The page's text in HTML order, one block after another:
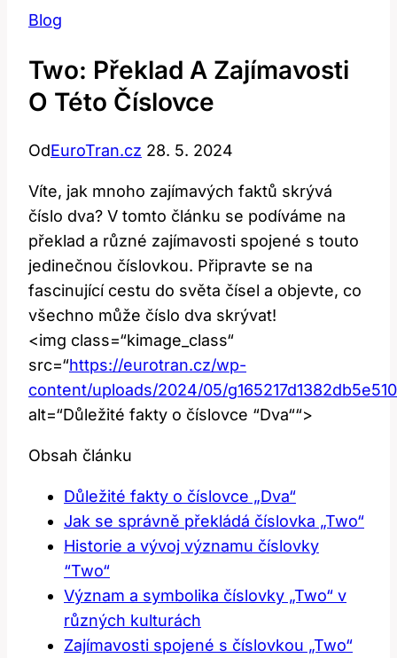
Blog
Two: Překlad A Zajímavosti
O Této Číslovce
OdEuroTran.cz 28. 5. 2024
Víte, jak mnoho ⁤zajímavých ⁤faktů​ skrývá
číslo ‌dva? ‌V tomto článku se ‌podíváme na‍
překlad a různé zajímavosti ⁤spojené s‍ touto
jedinečnou číslovkou. Připravte se na
fascinující cestu do světa čísel ⁣a objevte, co
všechno může číslo⁢ dva skrývat!
<img class=“kimage_class“
src=“https://eurotran.cz/wp-
content/uploads/2024/05/
alt=“Důležité fakty o číslovce ⁤“Dva““>
Obsah článku
Důležité fakty o číslovce „Dva“
Jak⁤ se správně překládá ‌číslovka „Two“
Historie a vývoj významu číslovky
‍“Two“
Význam a symbolika číslovky „Two“​ v
různých kulturách
Zajímavosti spojené s‌ číslovkou „Two“